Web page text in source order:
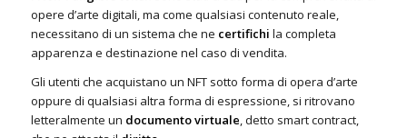
opere d’arte digitali, ma come qualsiasi contenuto reale,
necessitano di un sistema che ne certifichi la completa
apparenza e destinazione nel caso di vendita.
Gli utenti che acquistano un NFT sotto forma di opera d’arte
oppure di qualsiasi altra forma di espressione, si ritrovano
letteralmente un documento virtuale, detto smart contract,